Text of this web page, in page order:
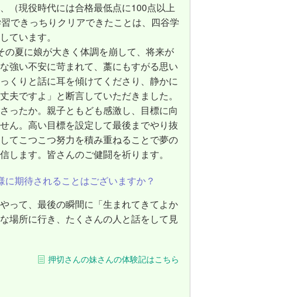
（現役時代には合格最低点に100点以上
できっちりクリアできたことは、四谷学
ています。
夏に娘が大きく体調を崩して、将来が
強い不安に苛まれて、藁にもすがる思い
くりと話に耳を傾けてくださり、静かに
夫ですよ」と断言していただきました。
ったか。親子ともども感激し、目標に向
ん。高い目標を設定して最後までやり抜
てこつこつ努力を積み重ねることで夢の
ます。皆さんのご健闘を祈ります。
期待されることはございますか？
って、最後の瞬間に「生まれてきてよか
場所に行き、たくさんの人と話をして見
押切さんの妹さんの体験記はこちら